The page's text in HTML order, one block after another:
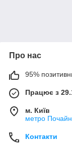
Про нас
95%
Працює з
м. Київ
метро
Контакти